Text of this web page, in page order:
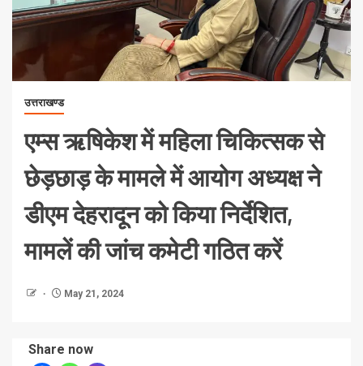
उत्तराखण्ड
एम्स ऋषिकेश में महिला चिकित्सक से
छेड़छाड़ के मामले में आयोग अध्यक्ष ने
डीएम देहरादून को किया निर्देशित,
मामलें की जांच कमेटी गठित करें
May 21, 2024
Share now